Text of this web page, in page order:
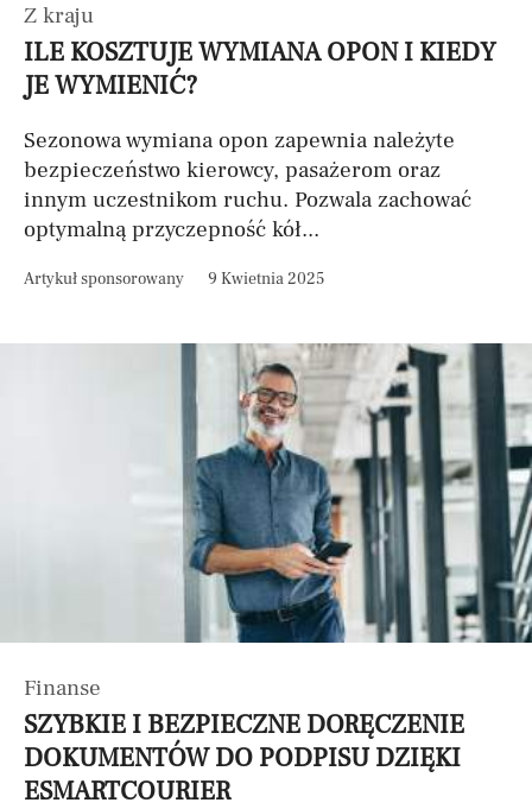
Z kraju
ILE KOSZTUJE WYMIANA OPON I KIEDY
JE WYMIENIĆ?
Sezonowa wymiana opon zapewnia należyte
bezpieczeństwo kierowcy, pasażerom oraz
innym uczestnikom ruchu. Pozwala zachować
optymalną przyczepność kół...
Artykuł sponsorowany 9 Kwietnia 2025
Finanse
SZYBKIE I BEZPIECZNE DORĘCZENIE
DOKUMENTÓW DO PODPISU DZIĘKI
ESMARTCOURIER